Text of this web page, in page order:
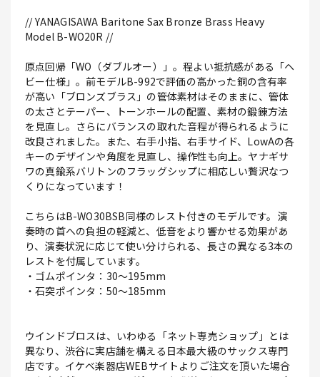
// YANAGISAWA Baritone Sax Bronze Brass Heavy
Model B-WO20R //
原点回帰「WO（ダブルオー）」。程よい抵抗感がある「ヘ
ビー仕様」。前モデルB-992で評価の高かった銅の含有率
が高い「ブロンズブラス」の管体素材はそのままに、管体
の太さとテーパー、トーンホールの配置、素材の鍛錬方法
を見直し。さらにバランスの取れた音程が得られるように
改良されました。また、右手小指、右手サイド、LowAの各
キーのデザインや角度を見直し、操作性も向上。ヤナギサ
ワの真鍮系バリトンのフラッグシップに相応しい贅沢なつ
くりになっています！
こちらはB-WO30BSB同様のレスト付きのモデルです。演
奏時の首への負担の軽減と、低音をより響かせる効果があ
り、演奏状況に応じて使い分けられる、長さの異なる3本の
レストを付属しています。
・ゴムポインタ：30～195mm
・石突ポインタ：50～185mm
ウインドブロスは、いわゆる「ネット専売ショップ」とは
異なり、渋谷に実店舗を構える日本最大級のサックス専門
店です。イケベ楽器店WEBサイトよりご注文を頂いた場合